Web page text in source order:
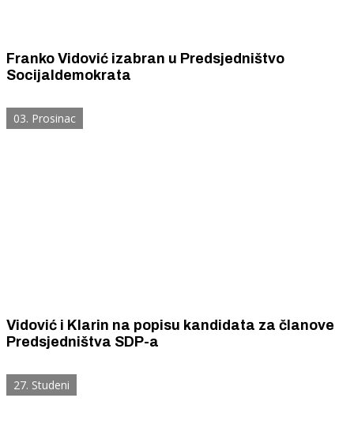
Franko Vidović izabran u Predsjedništvo
Socijaldemokrata
03. Prosinac
Vidović i Klarin na popisu kandidata za članove
Predsjedništva SDP-a
27. Studeni